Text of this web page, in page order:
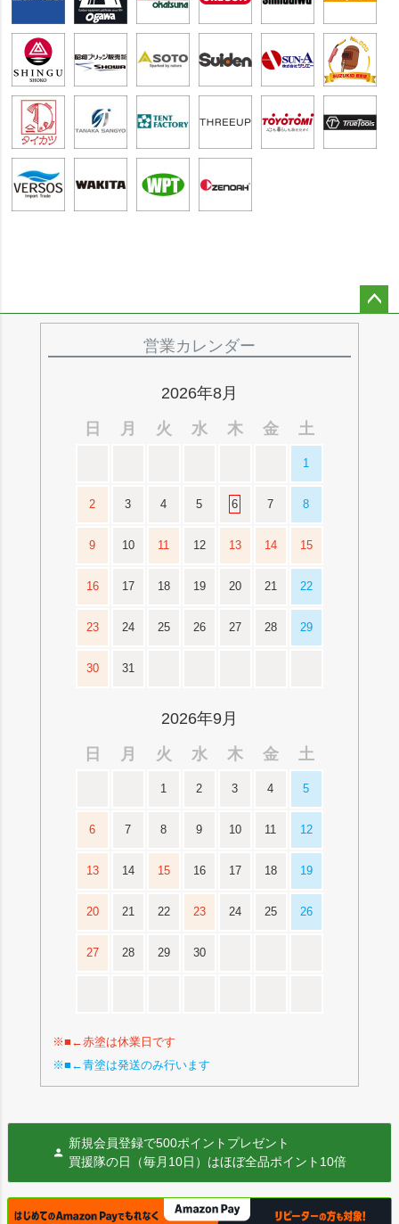
営業カレンダー
2026年8月
日
月 火 水 木 金 土
1
2 3 4 5 6 7 8
9 10 11 12 13 14 15
16 17 18 19 20 21 22
23 24 25 26 27 28 29
30 31
2026年9月
日
月 火 水 木 金 土
1 2 3 4 5
6 7 8 9 10 11 12
13 14 15 16 17 18 19
20 21 22 23 24 25 26
27 28 29 30
※■←赤塗は休業日です
※■←青塗は発送のみ行います
新規会員登録で500ポイントプレゼント
買援隊の日（毎月10日）はほぼ全品ポイント10倍